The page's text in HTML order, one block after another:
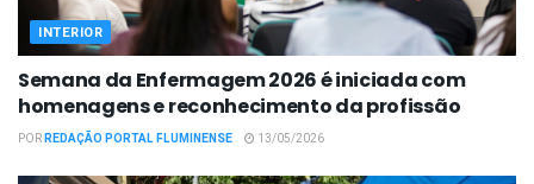
INTERIOR
Semana da Enfermagem 2026 é iniciada com
homenagens e reconhecimento da profissão
PORREDAÇÃO PORTAL FLUMINENSE 13/05/2026